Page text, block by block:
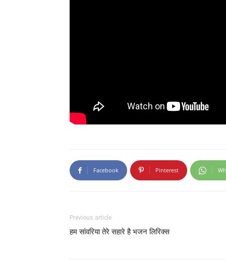
Facebook Pinterest
Previous article
हम सांवरिया तेरे सहारे है भजन लिरिक्स